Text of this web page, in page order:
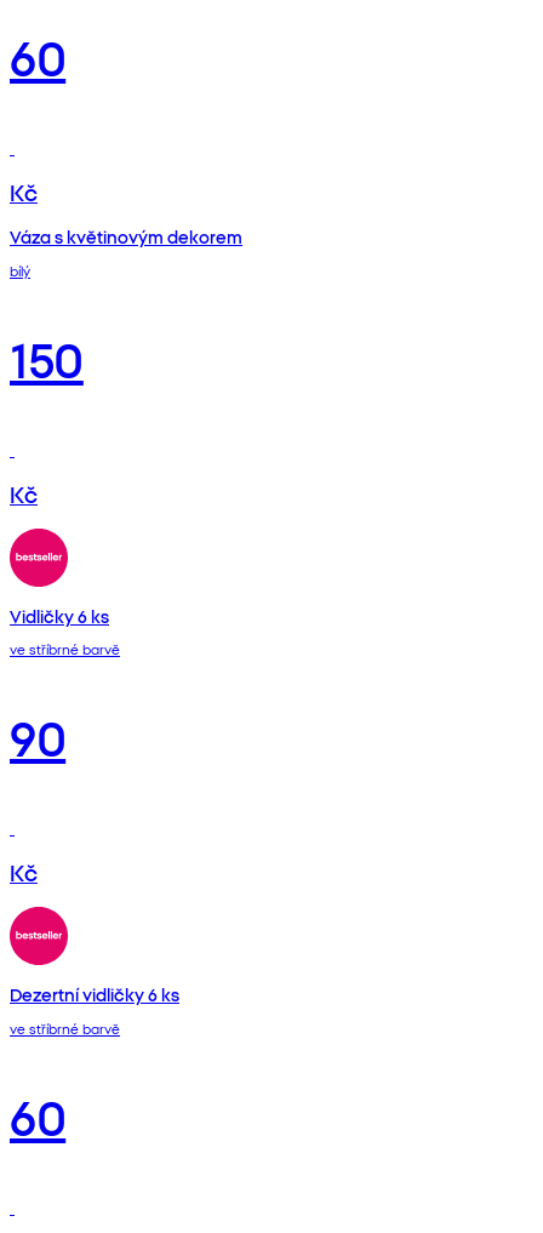
60
Kč
Váza s květinovým dekorem
bílý
150
Kč
Vidličky 6 ks
ve stříbrné barvě
90
Kč
Dezertní vidličky 6 ks
ve stříbrné barvě
60